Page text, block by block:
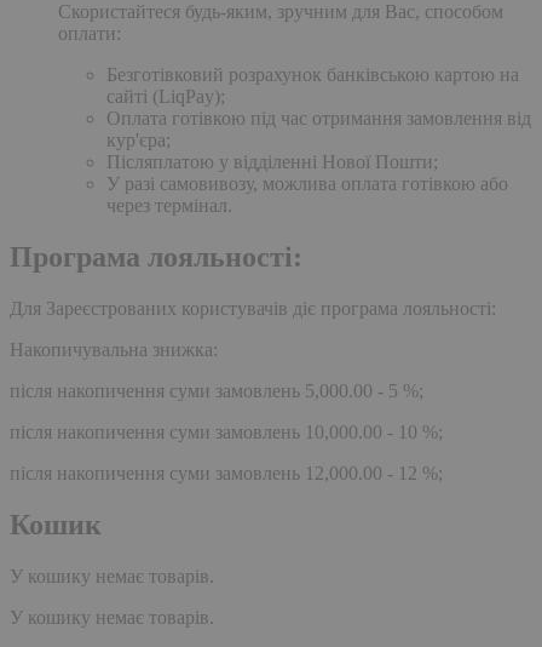
Скористайтеся будь-яким, зручним для Вас, способом
оплати:
Безготівковий розрахунок банківською картою на
сайті (LiqPay);
Оплата готівкою під час отримання замовлення від
кур'єра;
Післяплатою у відділенні Нової Пошти;
У разі самовивозу, можлива оплата готівкою або
через термінал.
Програма лояльності:
Для Зареєстрованих користувачів діє програма лояльності:
Накопичувальна знижка:
після накопичення суми замовлень 5,000.00 - 5 %;
після накопичення суми замовлень 10,000.00 - 10 %;
після накопичення суми замовлень 12,000.00 - 12 %;
Кошик
У кошику немає товарів.
У кошику немає товарів.